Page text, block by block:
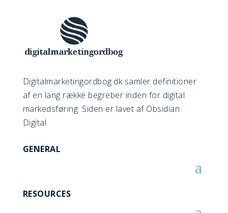
Digitalmarketingordbog.dk samler definitioner
af en lang række begreber inden for digital
markedsføring. Siden er lavet af Obsidian
Digital.
GENERAL
RESOURCES